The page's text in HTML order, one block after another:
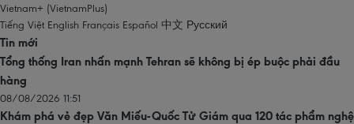
Vietnam+ (VietnamPlus)
Tiếng Việt English Français Español 中文 Русский
Tin mới
Tổng thống Iran nhấn mạnh Tehran sẽ không bị ép buộc phải đầu
hàng
08/08/2026 11:51
Khám phá vẻ đẹp Văn Miếu-Quốc Tử Giám qua 120 tác phẩm nghệ